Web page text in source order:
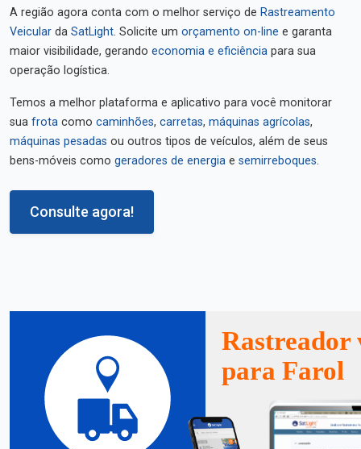
A região agora conta com o melhor serviço de Rastreamento
Veicular da SatLight. Solicite um orçamento on-line e garanta
maior visibilidade, gerando economia e eficiência para sua
operação logística.
Temos a melhor plataforma e aplicativo para você monitorar
sua frota como caminhões, carretas, máquinas agrícolas,
máquinas pesadas ou outros tipos de veículos, além de seus
bens-móveis como geradores de energia e semirreboques.
Consulte agora!
Rastreador
para Farol